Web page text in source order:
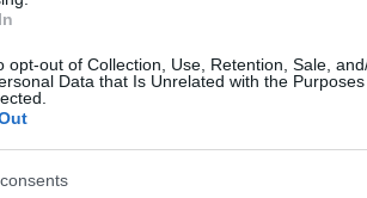
opt-out of Collection, Use, Retention, Sale,
Data that Is Unrelated with the